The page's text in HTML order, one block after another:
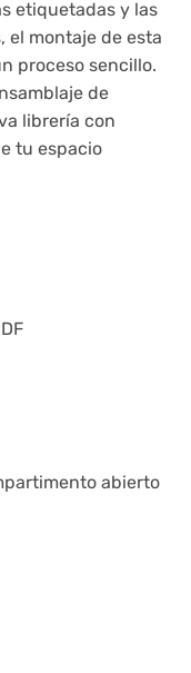
etiquetadas y las
el montaje de esta
proceso sencillo.
de
librería con
tu espacio
abierto